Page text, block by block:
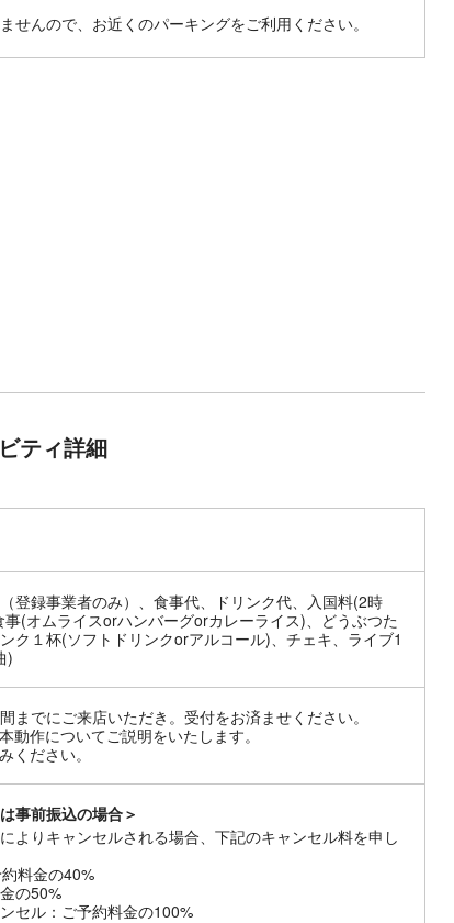
せんので、お近くのパーキングをご利用ください。
ティ詳細
登録事業者のみ）、食事代、ドリンク代、入国料(2時
(オムライスorハンバーグorカレーライス)、どうぶつた
ク１杯(ソフトドリンクorアルコール)、チェキ、ライブ1
)
までにご来店いただき。受付をお済ませください。
動作についてご説明をいたします。
ください。
事前振込の場合＞
よりキャンセルされる場合、下記のキャンセル料を申し
料金の40%
の50%
セル：ご予約料金の100%